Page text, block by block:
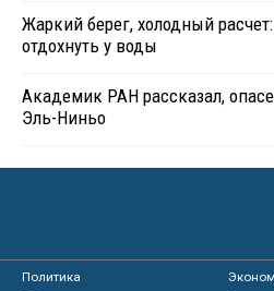
Жаркий берег, холодный
отдохнуть у воды
Академик РАН рассказал,
Эль-Ниньо
Политика